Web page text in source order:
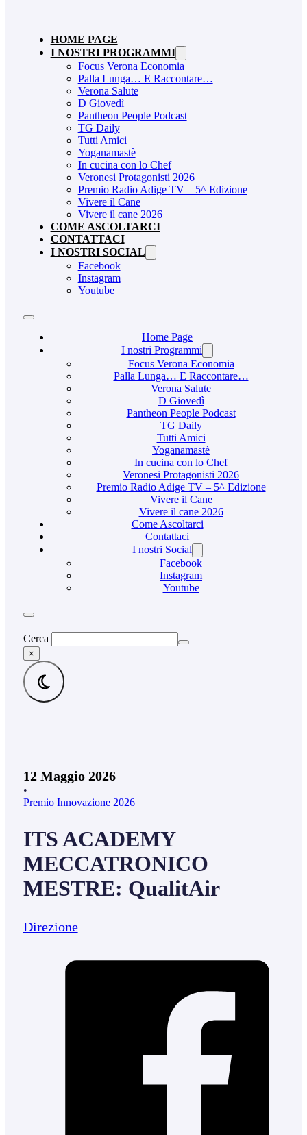
HOME PAGE
I NOSTRI PROGRAMMI
Focus Verona Economia
Palla Lunga… E Raccontare…
Verona Salute
D Giovedì
Pantheon People Podcast
TG Daily
Tutti Amici
Yoganamastè
In cucina con lo Chef
Veronesi Protagonisti 2026
Premio Radio Adige TV – 5^ Edizione
Vivere il Cane
Vivere il cane 2026
COME ASCOLTARCI
CONTATTACI
I NOSTRI SOCIAL
Facebook
Instagram
Youtube
Home Page
I nostri Programmi
Focus Verona Economia
Palla Lunga… E Raccontare…
Verona Salute
D Giovedì
Pantheon People Podcast
TG Daily
Tutti Amici
Yoganamastè
In cucina con lo Chef
Veronesi Protagonisti 2026
Premio Radio Adige TV – 5^ Edizione
Vivere il Cane
Vivere il cane 2026
Come Ascoltarci
Contattaci
I nostri Social
Facebook
Instagram
Youtube
Cerca
×
12 Maggio 2026
•
Premio Innovazione 2026
ITS ACADEMY
MECCATRONICO
MESTRE: QualitAir
Direzione